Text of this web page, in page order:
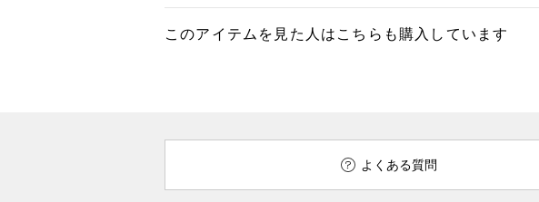
このアイテムを見た人はこちらも購入しています
よくある質問